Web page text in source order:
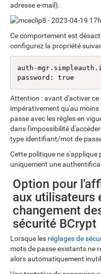
adresse e-mail).
Ce comportement est
configurez la propriété
auth-
password: true
Attention : avant d'activer
impérativement qu'au
passe avec les règles en
dans l'impossibilité
type identifiant/mot de
Cette politique ne
uniquement une
Option pour
aux utilisateurs
changement
sécurité BCrypt
Lorsque les réglages de
mots de passe existants ne
alors automatiquement